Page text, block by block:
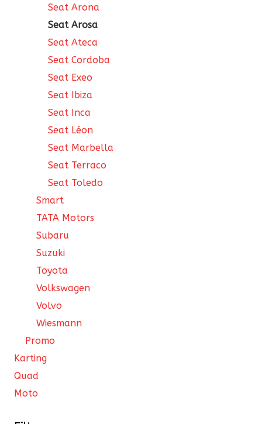
Seat Arona
Seat Arosa
Seat Ateca
Seat Cordoba
Seat Exeo
Seat Ibiza
Seat Inca
Seat Léon
Seat Marbella
Seat Terraco
Seat Toledo
Smart
TATA Motors
Subaru
Suzuki
Toyota
Volkswagen
Volvo
Wiesmann
Promo
Karting
Quad
Moto